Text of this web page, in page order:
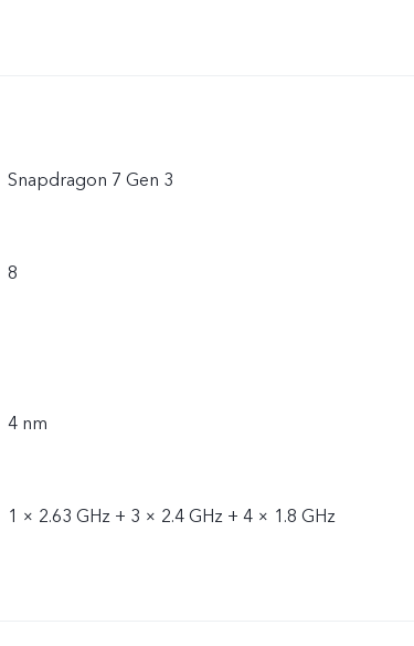
Snapdragon 7 Gen 3
8
4 nm
1 × 2.63 GHz + 3 × 2.4 GHz + 4 × 1.8 GHz